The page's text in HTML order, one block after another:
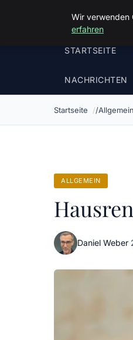
Malzminden
STARTSEITE
NACHRICHTEN
Startseite Allgemein
ALLGEMEIN
Daniel Weber·
Wir verwenden
erfahren